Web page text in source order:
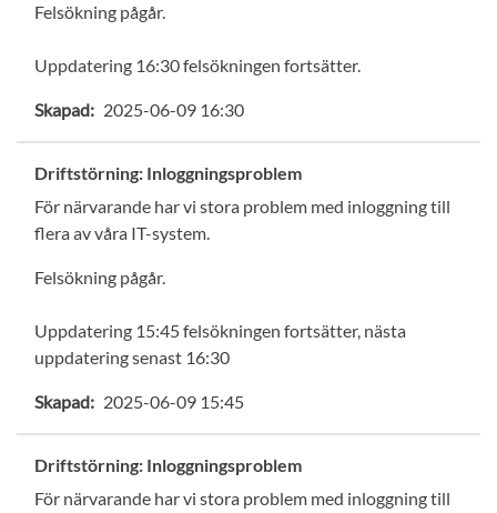
Felsökning pågår.
Uppdatering 16:30 felsökningen fortsätter.
Skapad: 2025-06-09 16:30
Driftstörning: Inloggningsproblem
För närvarande har vi stora problem med inloggning till
flera av våra IT-system.
Felsökning pågår.
Uppdatering 15:45 felsökningen fortsätter, nästa
uppdatering senast 16:30
Skapad: 2025-06-09 15:45
Driftstörning: Inloggningsproblem
För närvarande har vi stora problem med inloggning till